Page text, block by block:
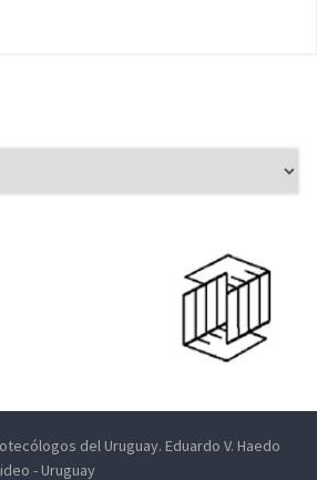
del Uruguay. Eduardo V. Haedo
- Uruguay